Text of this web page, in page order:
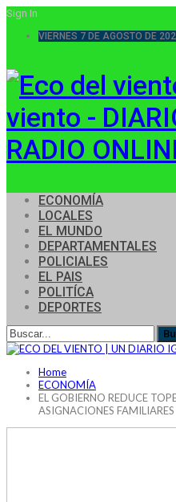
Sign In
VIERNES 7 DE AGOSTO DE
viento -
RADIO
ECONOMÍA
LOCALES
EL MUNDO
DEPARTAMENTALES
POLICIALES
EL PAIS
POLITÍCA
DEPORTES
Home
ECONOMÍA
EL GOBIERNO REDUCE
ASIGNACIONES FAMILIARES